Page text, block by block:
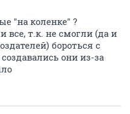
"на коленке" ?
все, т.к. не смогли (да и
бороться с
они из-за